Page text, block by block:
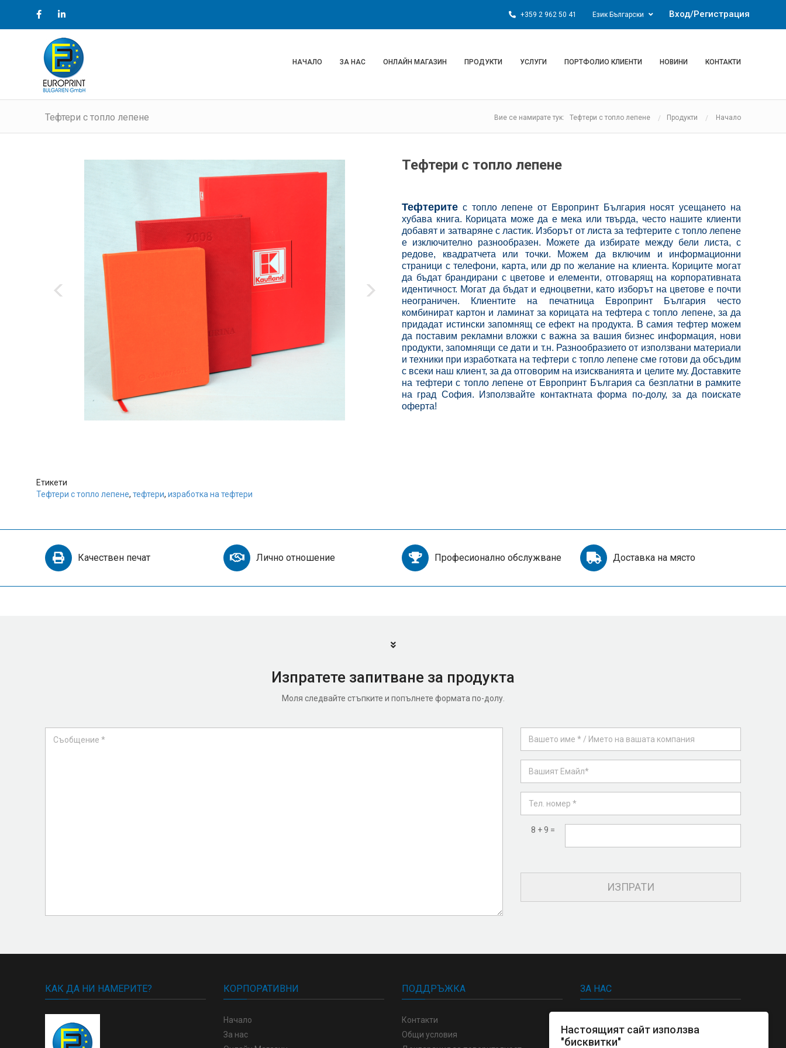
+359 2 962 50 41 Език Български Вход/Регистрация
НАЧАЛО ЗА НАС ОНЛАЙН МАГАЗИН ПРОДУКТИ УСЛУГИ ПОРТФОЛИО КЛИЕНТИ НОВИНИ КОНТАКТИ
Тефтери с топло лепене Вие се намирате тук: Тефтери с топло лепене Продукти Начало
‹ ›
Тефтери с топло лепене
Тефтерите с топло лепене от Европринт България носят усещането на
хубава книга. Корицата може да е мека или твърда, често нашите клиенти
добавят и затваряне с ластик. Изборът от листа за тефтерите с топло лепене
е изключително разнообразен. Можете да избирате между бели листа, с
редове, квадратчета или точки. Можем да включим и информационни
страници с телефони, карта, или др по желание на клиента. Кориците могат
да бъдат брандирани с цветове и елементи, отговарящ на корпоративната
идентичност. Могат да бъдат и едноцветни, като изборът на цветове е почти
неограничен. Клиентите на печатница Европринт България често
комбинират картон и ламинат за корицата на тефтера с топло лепене, за да
придадат истински запомнящ се ефект на продукта. В самия тефтер можем
да поставим рекламни вложки с важна за вашия бизнес информация, нови
продукти, запомнящи се дати и т.н. Разнообразието от използвани материали
и техники при изработката на тефтери с топло лепене сме готови да обсъдим
с всеки наш клиент, за да отговорим на изискванията и целите му. Доставките
на тефтери с топло лепене от Европринт България са безплатни в рамките
на град София. Използвайте контактната форма по-долу, за да поискате
оферта!
Етикети
Тефтери с топло лепене, тефтери, изработка на тефтери
Качествен печат Лично отношение Професионално обслужване Доставка на място
Изпратете запитване за продукта
Моля следвайте стъпките и попълнете формата по-долу.
8 + 9 =
КАК ДА НИ НАМЕРИТЕ? КОРПОРАТИВНИ
Начало
За нас
ПОДДРЪЖКА
Контакти
Общи условия
ЗА НАС
изработка пълна гама висококачествени
Настоящият сайт използва
"бисквитки"